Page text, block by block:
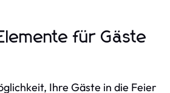
für Gäste
Ihre Gäste in die Feier